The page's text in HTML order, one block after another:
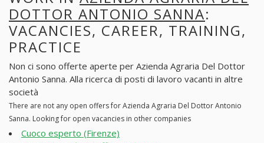
DOTTOR ANTONIO SANNA:
VACANCIES, CAREER, TRAINING,
PRACTICE
Non ci sono offerte aperte per Azienda Agraria Del Dottor
Antonio Sanna. Alla ricerca di posti di lavoro vacanti in altre
società
There are not any open offers for Azienda Agraria Del Dottor Antonio
Sanna. Looking for open vacancies in other companies
Cuoco esperto (Firenze)